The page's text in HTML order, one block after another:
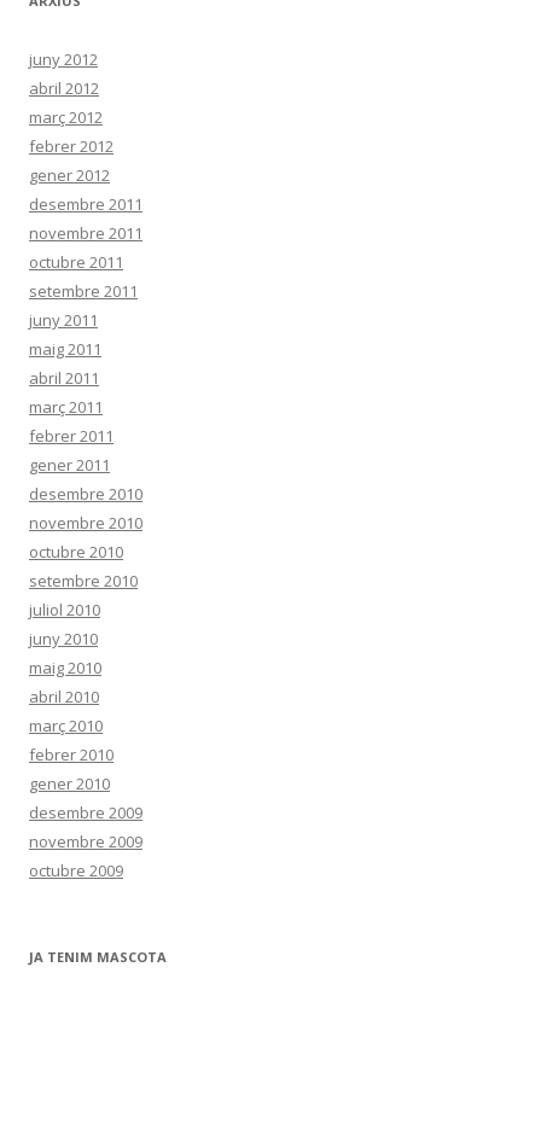
juny 2012
abril 2012
març 2012
febrer 2012
gener 2012
desembre 2011
novembre 2011
octubre 2011
setembre 2011
juny 2011
maig 2011
abril 2011
març 2011
febrer 2011
gener 2011
desembre 2010
novembre 2010
octubre 2010
setembre 2010
juliol 2010
juny 2010
maig 2010
abril 2010
març 2010
febrer 2010
gener 2010
desembre 2009
novembre 2009
octubre 2009
JA TENIM MASCOTA